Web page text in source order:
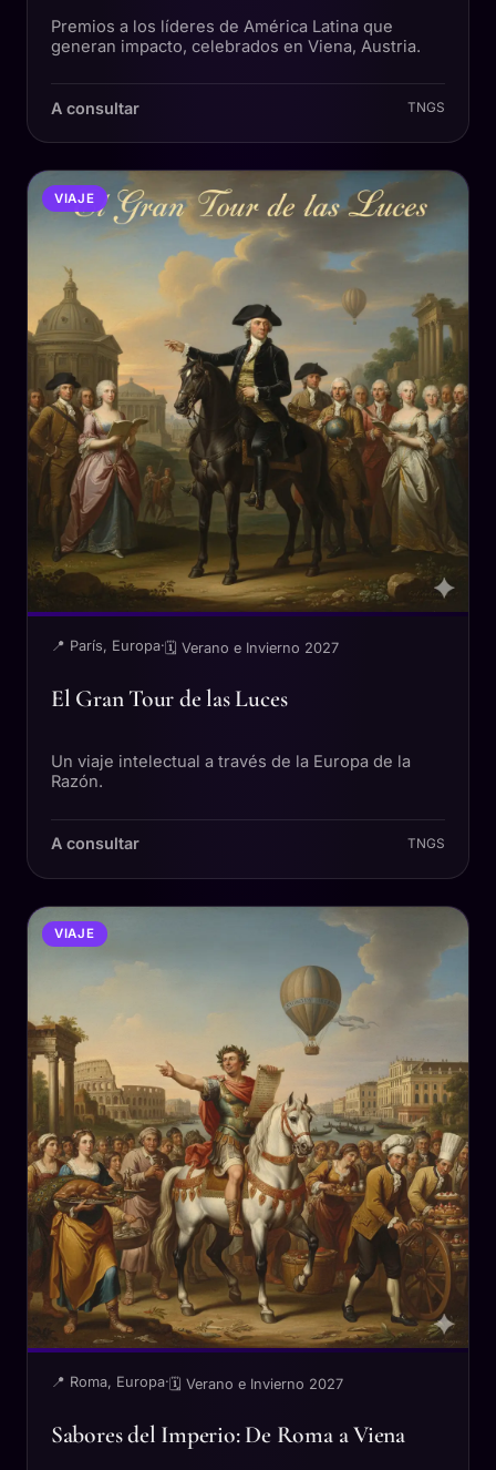
Premios a los líderes de América Latina que
generan impacto, celebrados en Viena, Austria.
A consultar TNGS
VIAJE
📍 París, Europa· 🗓 Verano e Invierno 2027
El Gran Tour de las Luces
Un viaje intelectual a través de la Europa de la
Razón.
A consultar TNGS
VIAJE
📍 Roma, Europa· 🗓 Verano e Invierno 2027
Sabores del Imperio: De Roma a Viena